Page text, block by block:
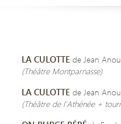
LA CULOTTEde Jean
(Théâtre Montparnasse)
LA CULOTTEde Jean
(Théâtre de l’Athénée +